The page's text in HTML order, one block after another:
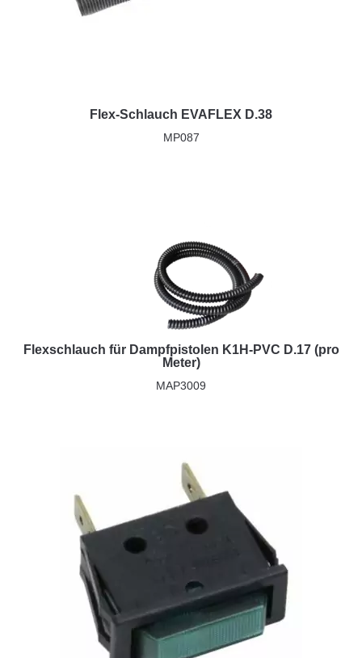
Flex-Schlauch EVAFLEX D.38
MP087
Flexschlauch für Dampfpistolen K1H-PVC D.17 (pro
Meter)
MAP3009